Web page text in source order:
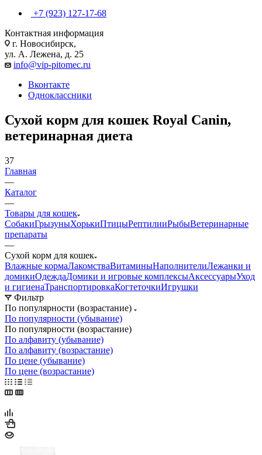
+7 (923) 127-17-68
Контактная информация
г. Новосибирск,
ул. А. Лежена, д. 25
info@vip-pitomec.ru
Вконтакте
Одноклассники
Сухой корм для кошек Royal Canin,
ветеринарная диета
37
Главная
—
Каталог
—
Товары для кошек
СобакиГрызуныХорькиПтицыРептилииРыбыВетеринарные
препараты
—
Сухой корм для кошек
Влажные кормаЛакомстваВитаминыНаполнителиЛежанки и
домикиОдеждаДомики и игровые комплексыАксессуарыУход
и гигиенаТранспортировкаКогтеточкиИгрушки
Фильтр
По популярности (возрастание)
По популярности (убывание)
По популярности (возрастание)
По алфавиту (убывание)
По алфавиту (возрастание)
По цене (убывание)
По цене (возрастание)